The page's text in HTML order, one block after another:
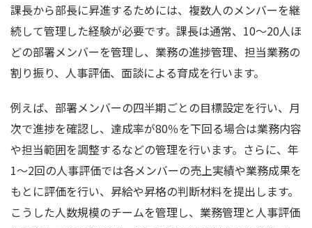
課長から部長に昇進するためには、複数人のメンバーを継
続して管理した経験が必要です。課長は通常、10〜20人ほ
どの部署メンバーを管理し、業務の進捗管理、担当業務の
割り振り、人事評価、面談による育成を行います。
例えば、部署メンバーの四半期ごとの目標設定を行い、月
次で進捗を確認し、達成率が80％を下回る場合は業務内容
や担当範囲を調整するなどの管理を行います。さらに、年
1〜2回の人事評価では各メンバーの売上実績や業務成果を
もとに評価を行い、昇給や昇格の判断材料を提出します。
こうした人数規模のチームを管理し、業務管理と人事評価